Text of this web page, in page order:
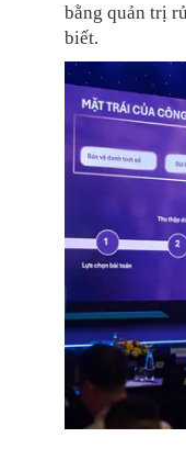
bằng quản trị
biết.